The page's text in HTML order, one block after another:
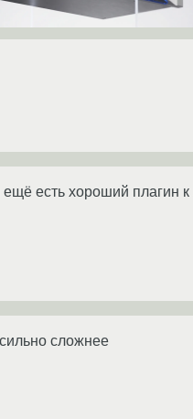
есть хороший плагин
сложнее